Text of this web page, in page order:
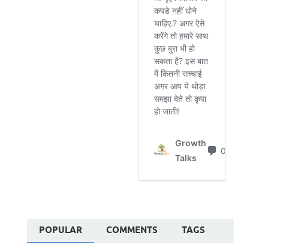
POPULAR COMMENTS TAGS